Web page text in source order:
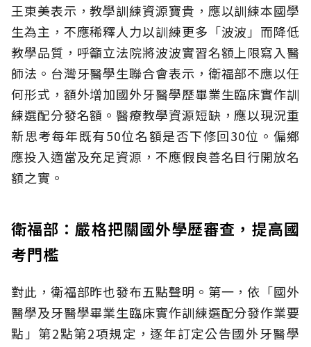
王東美表示，教學訓練資源寶貴，應以訓練本國學
生為主，不應稀釋人力以訓練更多「波波」而降低
教學品質，呼籲立法院將波波實習名額上限寫入醫
師法。台灣牙醫學生聯合會表示，衛福部不應以任
何形式，額外增加國外牙醫學歷畢業生臨床實作訓
練選配分發名額。醫療教學資源短缺，應以現況重
新思考每年既有50位名額是否下修回30位。偏鄉
應投入適當及充足資源，不應假良善名目行開放名
額之實。
衛福部：嚴格把關國外學歷審查，提高國
考門檻
對此，衛福部昨也發布五點聲明。第一，依「國外
醫學及牙醫學畢業生臨床實作訓練選配分發作業要
點」第2點第2項規定，逐年訂定公告國外牙醫學